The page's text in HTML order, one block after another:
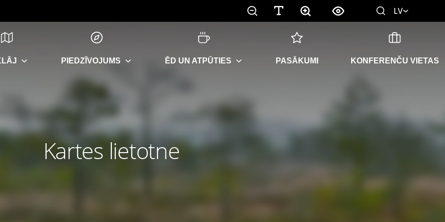
LV
PIEDZĪVOJUMS ĒD UN ATPŪTIES PASĀKUMI KONFERENČU VIETAS
Kartes lietotne